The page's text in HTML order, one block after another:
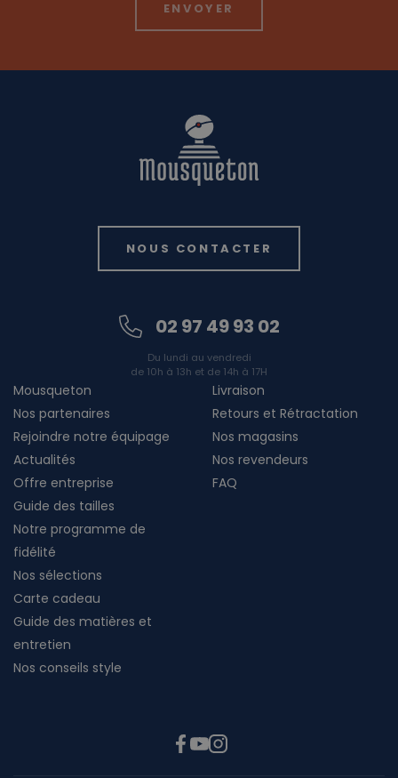
NOUS CONTACTER
02 97 49 93 02
Du lundi au vendredi
de 10h à 13h et de 14h à 17H
Mousqueton
Nos partenaires
Rejoindre notre équipage
Actualités
Offre entreprise
Livraison
Retours et Rétractation
Nos magasins
Nos revendeurs
FAQ
Guide des tailles
Notre programme de
fidélité
Nos sélections
Carte cadeau
Guide des matières et
entretien
Nos conseils style